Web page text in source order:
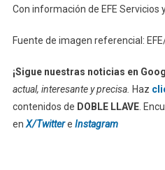
Con información de EFE Servicios
Fuente de imagen referencial:
¡Sigue nuestras noticias en
actual, interesante y precisa. Haz
contenidos de DOBLE LLAVE.
en X/Twittere Instagram